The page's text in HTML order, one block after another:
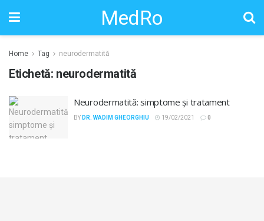
MedRo
Home Tag neurodermatită
Etichetă: neurodermatită
Neurodermatită: simptome și tratament
BY DR. WADIM GHEORGHIU 19/02/2021 0